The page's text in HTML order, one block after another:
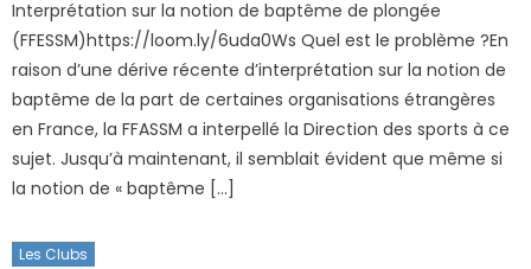
Interprétation sur la notion de baptême de plongée
(FFESSM)https://loom.ly/6uda0Ws Quel est le problème ?En
raison d’une dérive récente d’interprétation sur la notion de
baptême de la part de certaines organisations étrangères
en France, la FFASSM a interpellé la Direction des sports à ce
sujet. Jusqu’à maintenant, il semblait évident que même si
la notion de « baptême […]
Les Clubs